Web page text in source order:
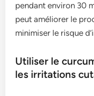
pendant environ 30
peut améliorer le
minimiser le risque
Utiliser le
les irritations